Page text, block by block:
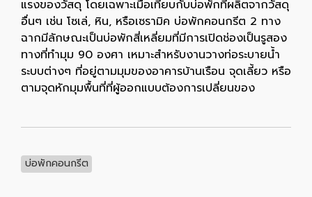
แรงของวัสดุ โดยเฉพาะเมื่อเทียบกับบ่อพักที่ผลิตจากวัสดุ
อื่นๆ เช่น โซเล่, หิน, หรือเซรามิค บ่อพักคอนกรีต 2 ทาง
ฉากมีลักษณะเป็นบ่อพักสี่เหลี่ยมที่มีการเปิดช่องเป็นรูสอง
ทางที่ทำมุม 90 องศา เหมาะสำหรับงานวางท่อระบายน้ำ
ระบบต่างๆ ที่อยู่ตามมุมของอาคารบ้านเรือน จุดเลี้ยว หรือ
ตามจุดหักมุมพื้นที่ที่ผู้ออกแบบต้องการเปลี่ยนของ
บ่อพักคอนกรีต